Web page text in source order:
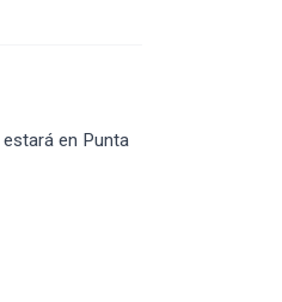
en Punta